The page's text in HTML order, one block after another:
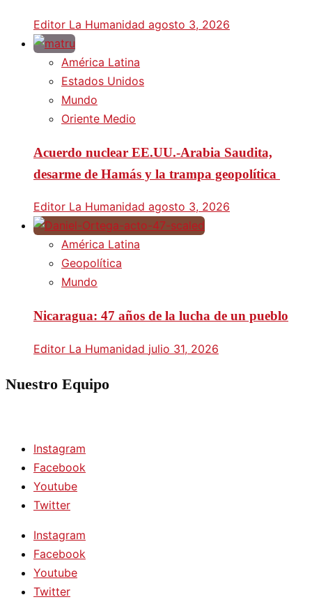
Editor La Humanidad agosto 3, 2026
América Latina
Estados Unidos
Mundo
Oriente Medio
Acuerdo nuclear EE.UU.-Arabia Saudita,
desarme de Hamás y la trampa geopolítica
Editor La Humanidad agosto 3, 2026
América Latina
Geopolítica
Mundo
Nicaragua: 47 años de la lucha de un pueblo
Editor La Humanidad julio 31, 2026
Nuestro Equipo
Instagram
Facebook
Youtube
Twitter
Instagram
Facebook
Youtube
Twitter